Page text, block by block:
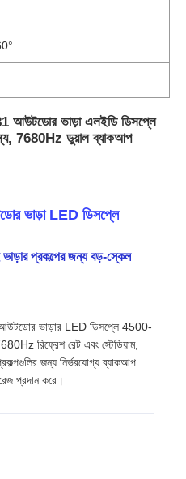
আউটডোর ভাড়া এলইডি ডিসপ্লে
7680Hz ডুয়াল ব্যাকআপ
ভাড়া LED ডিসপ্লে
প্রকল্পের জন্য বড়-স্কেল
ভাড়ার LED ডিসপ্লে 4500-
রিফ্রেশ রেট এবং স্টেডিয়াম,
জন্য নির্ভরযোগ্য ব্যাকআপ
প্রদান করে।